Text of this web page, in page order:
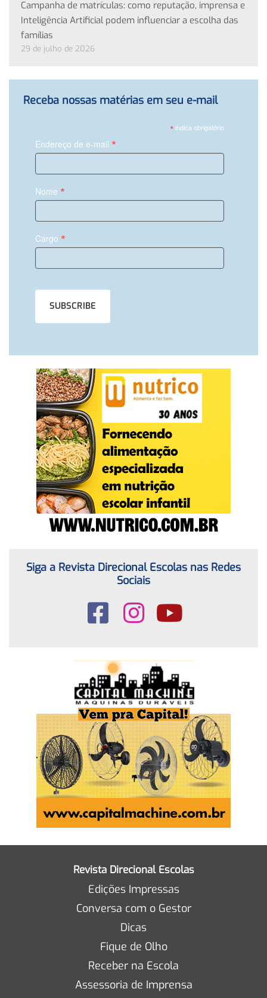
Campanha de matrículas: como reputação, imprensa e
Inteligência Artificial podem influenciar a escolha das
famílias
29 de julho de 2026
Receba nossas matérias em seu e-mail
*indica obrigatório
Endereço de e-mail *
Nome *
Cargo *
Siga a Revista Direcional Escolas nas Redes
Sociais
Revista Direcional Escolas
Edições Impressas
Conversa com o Gestor
Dicas
Fique de Olho
Receber na Escola
Assessoria de Imprensa